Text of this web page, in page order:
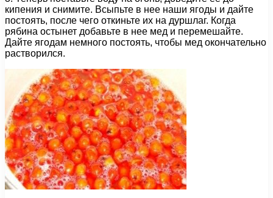
кипения и снимите. Всыпьте в нее наши ягоды и дайте
постоять, после чего откиньте их на дуршлаг. Когда
рябина остынет добавьте в нее мед и перемешайте.
Дайте ягодам немного постоять, чтобы мед окончательно
растворился.